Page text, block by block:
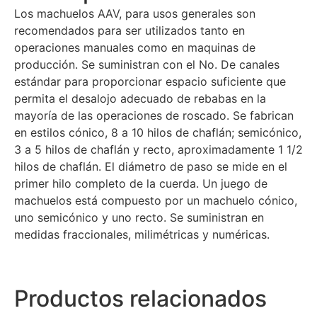
Los machuelos AAV, para usos generales son
recomendados para ser utilizados tanto en
operaciones manuales como en maquinas de
producción. Se suministran con el No. De canales
estándar para proporcionar espacio suficiente que
permita el desalojo adecuado de rebabas en la
mayoría de las operaciones de roscado. Se fabrican
en estilos cónico, 8 a 10 hilos de chaflán; semicónico,
3 a 5 hilos de chaflán y recto, aproximadamente 1 1/2
hilos de chaflán. El diámetro de paso se mide en el
primer hilo completo de la cuerda. Un juego de
machuelos está compuesto por un machuelo cónico,
uno semicónico y uno recto. Se suministran en
medidas fraccionales, milimétricas y numéricas.
Productos relacionados